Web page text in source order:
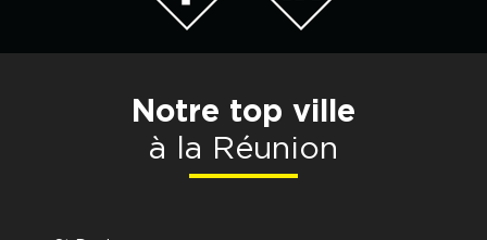
Notre top ville
à la Réunion